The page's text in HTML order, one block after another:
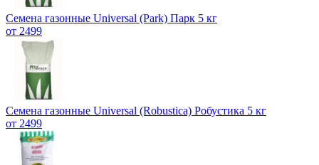
Семена газонные Universal (Park) Парк 5 кг
от 2499
Семена газонные Universal (Robustica) Робустика 5 кг
от 2499